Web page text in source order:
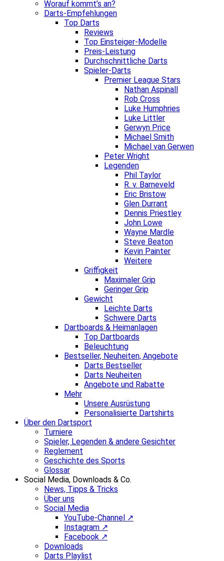
Worauf kommt’s an?
Darts-Empfehlungen
Top Darts
Reviews
Top Einsteiger-Modelle
Preis-Leistung
Durchschnittliche Darts
Spieler-Darts
Premier League Stars
Nathan Aspinall
Rob Cross
Luke Humphries
Luke Littler
Gerwyn Price
Michael Smith
Michael van Gerwen
Peter Wright
Legenden
Phil Taylor
R. v. Barneveld
Eric Bristow
Glen Durrant
Dennis Priestley
John Lowe
Wayne Mardle
Steve Beaton
Kevin Painter
Weitere
Griffigkeit
Maximaler Grip
Geringer Grip
Gewicht
Leichte Darts
Schwere Darts
Dartboards & Heimanlagen
Top Dartboards
Beleuchtung
Bestseller, Neuheiten, Angebote
Darts Bestseller
Darts Neuheiten
Angebote und Rabatte
Mehr
Unsere Ausrüstung
Personalisierte Dartshirts
Über den Dartsport
Turniere
Spieler, Legenden & andere Gesichter
Reglement
Geschichte des Sports
Glossar
Social Media, Downloads & Co.
News, Tipps & Tricks
Über uns
Social Media
YouTube-Channel ↗
Instagram ↗
Facebook ↗
Downloads
Darts Playlist